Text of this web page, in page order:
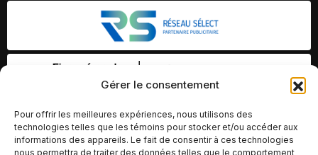
Gérer le consentement
Pour offrir les meilleures expériences, nous utilisons des
technologies telles que les témoins pour stocker et/ou accéder aux
informations des appareils. Le fait de consentir à ces technologies
nous permettra de traiter des données telles que le comportement